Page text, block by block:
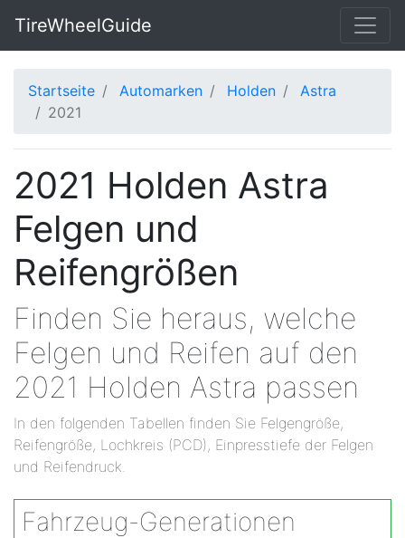
TireWheelGuide
Startseite Automarken Holden
Astra
2021
2021 Holden Astra
Felgen und
Reifengrößen
Finden Sie heraus, welche
Felgen und Reifen auf den
2021 Holden Astra passen
In den folgenden Tabellen finden Sie Felgengröße,
Reifengröße, Lochkreis (PCD), Einpresstiefe der Felgen
und Reifendruck.
Fahrzeug-Generationen